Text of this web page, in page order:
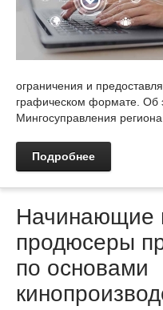
ограничения и
графическом формате. Об
Мингосуправления региона.
Подробнее
Начинающие
продюсеры
по основами